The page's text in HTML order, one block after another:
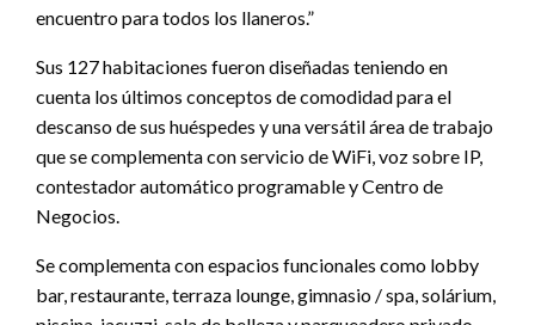
encuentro para todos los llaneros.”
Sus 127 habitaciones fueron diseñadas teniendo en
cuenta los últimos conceptos de comodidad para el
descanso de sus huéspedes y una versátil área de trabajo
que se complementa con servicio de WiFi, voz sobre IP,
contestador automático programable y Centro de
Negocios.
Se complementa con espacios funcionales como lobby
bar, restaurante, terraza lounge, gimnasio / spa, solárium,